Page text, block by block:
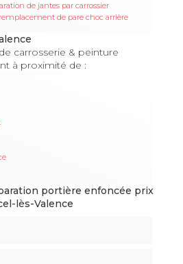
de jantes par carrossier
de pare choc arrière
carrosserie & peinture
à proximité de :
portière enfoncée prix
lès-Valence